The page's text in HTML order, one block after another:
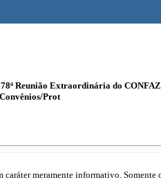
Reunião Extraordinária do
Prot
caráter meramente informativo.